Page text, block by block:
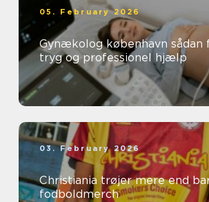
05. February 2026
Gynækolog københavn sådan finder du
tryg og professionel hjælp
03. February 2026
Christiania trøjer mere end bare
fodboldmerch